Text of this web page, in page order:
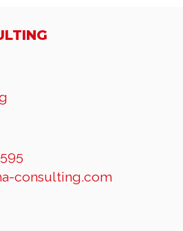
consulting.com